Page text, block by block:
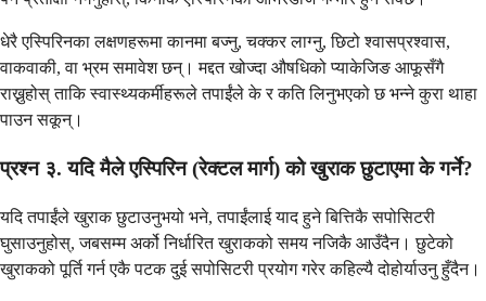
धेरै एस्पिरिनका लक्षणहरूमा कानमा बज्नु, चक्कर लाग्नु, छिटो श्वासप्रश्वास,
वाकवाकी, वा भ्रम समावेश छन्। मद्दत खोज्दा औषधिको प्याकेजिङ आफूसँगै
राख्नुहोस् ताकि स्वास्थ्यकर्मीहरूले तपाईंले के र कति लिनुभएको छ भन्ने कुरा थाहा
पाउन सकून्।
प्रश्न ३. यदि मैले एस्पिरिन (रेक्टल मार्ग) को खुराक छुटाएमा के गर्ने?
यदि तपाईंले खुराक छुटाउनुभयो भने, तपाईंलाई याद हुने बित्तिकै सपोसिटरी
घुसाउनुहोस्, जबसम्म अर्को निर्धारित खुराकको समय नजिकै आउँदैन। छुटेको
खुराकको पूर्ति गर्न एकै पटक दुई सपोसिटरी प्रयोग गरेर कहिल्यै दोहोर्याउनु हुँदैन।